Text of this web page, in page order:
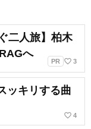
二人旅】柏木
へ
PR favorite_border 3
ッキリする曲
favorite_border 4